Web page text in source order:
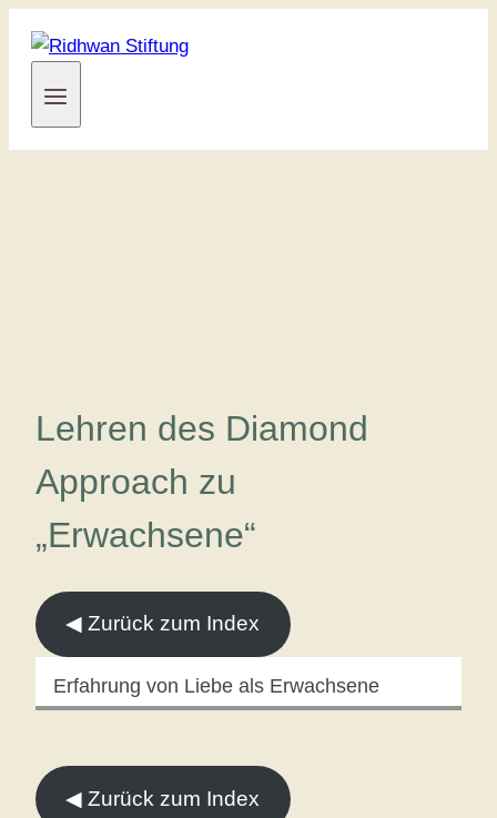
Inhalt
Lehren des Diamond
Approach zu
„Erwachsene“
◀︎ Zurück zum Index
Erfahrung von Liebe als Erwachsene
◀︎ Zurück zum Index